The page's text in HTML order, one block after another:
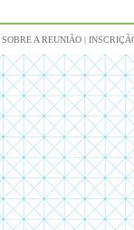
SOBRE A REUNIÃO |